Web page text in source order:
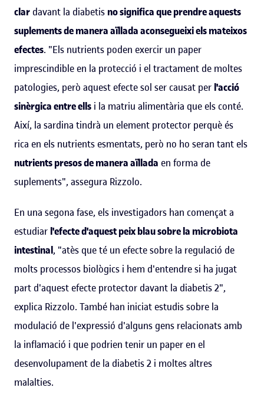
clar davant la diabetis no significa que prendre aquests
suplements de manera aïllada aconsegueixi els mateixos
efectes. "Els nutrients poden exercir un paper
imprescindible en la protecció i el tractament de moltes
patologies, però aquest efecte sol ser causat per l'acció
sinèrgica entre ells i la matriu alimentària que els conté.
Així, la sardina tindrà un element protector perquè és
rica en els nutrients esmentats, però no ho seran tant els
nutrients presos de manera aïllada en forma de
suplements", assegura Rizzolo.
En una segona fase, els investigadors han començat a
estudiar l'efecte d'aquest peix blau sobre la microbiota
intestinal, "atès que té un efecte sobre la regulació de
molts processos biològics i hem d'entendre si ha jugat
part d'aquest efecte protector davant la diabetis 2",
explica Rizzolo. També han iniciat estudis sobre la
modulació de l'expressió d'alguns gens relacionats amb
la inflamació i que podrien tenir un paper en el
desenvolupament de la diabetis 2 i moltes altres
malalties.